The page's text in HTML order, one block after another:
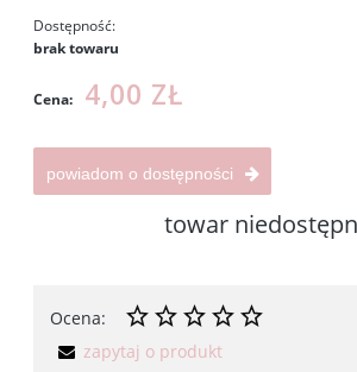
Dostępność:
brak towaru
Cena: 4,00 ZŁ
powiadom o dostępności
towar
Ocena:
zapytaj o produkt